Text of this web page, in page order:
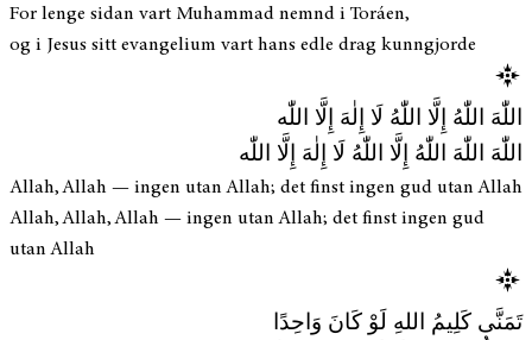
For lenge sidan vart Muhammad nemnd i Toráen,
og i Jesus sitt evangelium vart hans edle drag kunngjorde
اللّٰهَ اللّٰهُ إِلَّا اللّٰهُ لَا إِلٰهَ إِلَّا اللّٰه
اللّٰهَ اللّٰهَ اللّٰهُ إِلَّا اللّٰهُ لَا إِلٰهَ إِلَّا اللّٰه
Allah, Allah — ingen utan Allah; det finst ingen gud utan Allah
Allah, Allah, Allah — ingen utan Allah; det finst ingen gud
utan Allah
تَمَنَّى كَلِيمُ اللهِ لَوْ كَانَ وَاحِدًا